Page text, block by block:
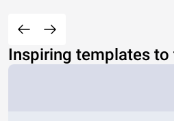
Inspiring templates to